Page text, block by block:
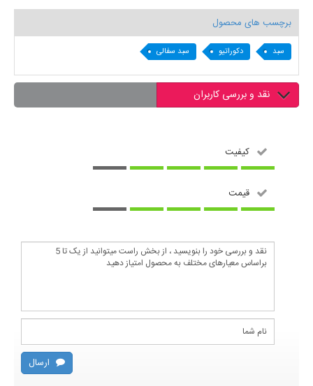
برچسب های محصول
سبد دکوراتیو سبد سفالی
نقد و بررسی کاربران
کیفیت
قیمت
ارسال